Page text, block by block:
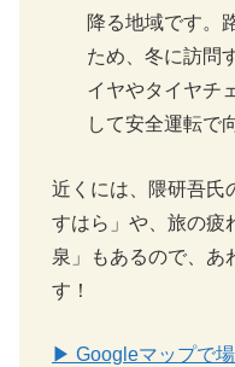
降る地域です。
ため、冬に訪問
イヤやタイヤチ
して安全運転で
近くには、隈研吾氏
すはら」や、旅の疲
泉」もあるので、あ
す！
▶ Googleマップで